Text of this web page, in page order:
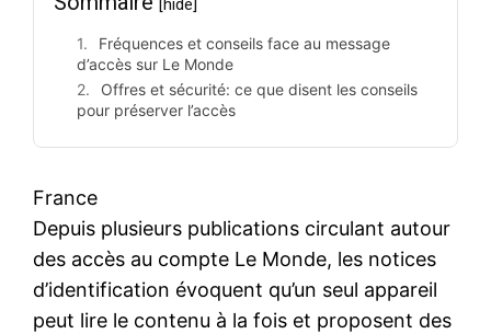
[hide]
Fréquences et conseils face au message
d’accès sur Le Monde
Offres et sécurité: ce que disent les conseils
pour préserver l’accès
France
Depuis plusieurs publications circulant autour
des accès au compte Le Monde, les notices
d’identification évoquent qu’un seul appareil
peut lire le contenu à la fois et proposent des